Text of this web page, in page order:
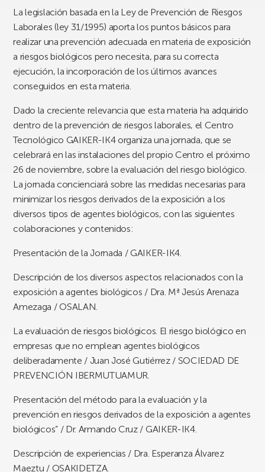
La legislación basada en la Ley de Prevención de Riesgos
Laborales (ley 31/1995) aporta los puntos básicos para
realizar una prevención adecuada en materia de exposición
a riesgos biológicos pero necesita, para su correcta
ejecución, la incorporación de los últimos avances
conseguidos en esta materia.
Dado la creciente relevancia que esta materia ha adquirido
dentro de la prevención de riesgos laborales, el Centro
Tecnológico GAIKER-IK4 organiza una jornada, que se
celebrará en las instalaciones del propio Centro el próximo
26 de noviembre, sobre la evaluación del riesgo biológico.
La jornada concienciará sobre las medidas necesarias para
minimizar los riesgos derivados de la exposición a los
diversos tipos de agentes biológicos, con las siguientes
colaboraciones y contenidos:
Presentación de la Jornada / GAIKER-IK4.
Descripción de los diversos aspectos relacionados con la
exposición a agentes biológicos / Dra. Mª Jesús Arenaza
Amezaga / OSALAN.
La evaluación de riesgos biológicos. El riesgo biológico en
empresas que no emplean agentes biológicos
deliberadamente / Juan José Gutiérrez / SOCIEDAD DE
PREVENCIÓN IBERMUTUAMUR.
Presentación del método para la evaluación y la
prevención en riesgos derivados de la exposición a agentes
biológicos” / Dr. Armando Cruz / GAIKER-IK4.
Descripción de experiencias / Dra. Esperanza Álvarez
Maeztu / OSAKIDETZA.